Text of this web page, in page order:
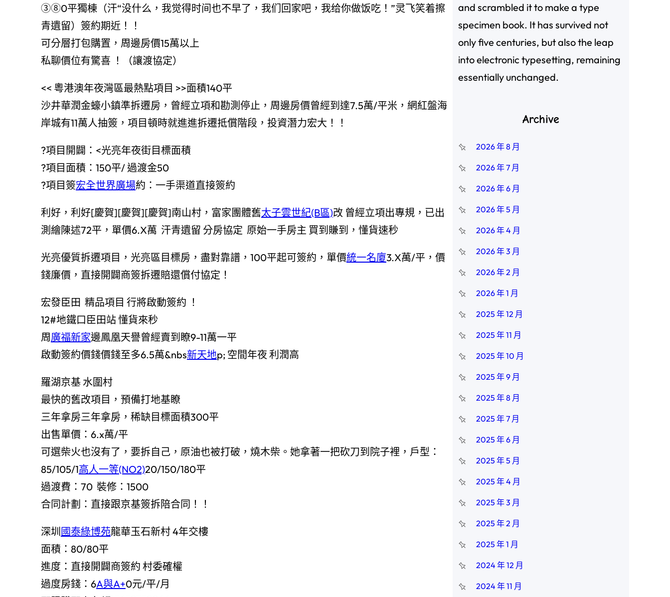
③⑧0平獨棟（汗“没什么，我觉得时间也不早了，我​​们回家吧，我给你做饭吃！”灵飞笑着擦
青遺留）簽約期近！！
可分層打包購置，周邊房價15萬以上
私聊價位有驚喜 ！（讓渡協定）
<< 粵港澳年夜灣區最熱點項目 >>面積140平
沙井華潤金蠔小鎮準拆遷房，曾經立項和勘測停止，周邊房價曾經到達7.5萬/平米，網紅盤海
岸城有11萬人抽簽，項目頓時就進進拆遷抵償階段，投資潛力宏大！！
?項目開闢：<光亮年夜街目標面積
?項目面積：150平/ 過渡金50
?項目簽宏全世界廣場約：一手渠道直接簽約
利好，利好[慶賀][慶賀][慶賀]南山村，富家團體舊太子雲世紀(B區)改 曾經立項出專規，已出
測繪陳述72平，單價6.X萬 汗青遺留 分房協定 原始一手房主 買到賺到，懂貨速秒
光亮優質拆遷項目，光亮區目標房，盡對靠譜，100平起可簽約，單價統一名廈3.X萬/平，價
錢廉價，直接開闢商簽拆遷賠還償付協定！
宏發臣田 精品項目 行將啟動簽約 ！
12#地鐵口臣田站 懂貨來秒
周廣福新家邊鳳凰天譽曾經賣到瞭9-11萬一平
啟動簽約價錢價錢至多6.5萬&nbs新天地p; 空間年夜 利潤高
羅湖京基 水圍村
最快的舊改項目，預備打地基瞭
三年拿房三年拿房，稀缺目標面積300平
出售單價：6.x萬/平
可選柴火也沒有了，要拆自己，原油也被打破，燒木柴。她拿著一把砍刀到院子裡，戶型：
85/105/1高人一等(NO2)20/150/180平
過渡費：70 裝修：1500
合同計劃：直接跟京基簽拆陪合同！！
深圳 國泰綠博苑龍華玉石新村 4年交樓
面積：80/80平
進度：直接開闢商簽約 村委確權
過度房錢：6A與A+0元/平/月
and scrambled it to make a type
specimen book. It has survived not
only five centuries, but also the leap
into electronic typesetting, remaining
essentially unchanged.
Archive
2026 年 8 月
2026 年 7 月
2026 年 6 月
2026 年 5 月
2026 年 4 月
2026 年 3 月
2026 年 2 月
2026 年 1 月
2025 年 12 月
2025 年 11 月
2025 年 10 月
2025 年 9 月
2025 年 8 月
2025 年 7 月
2025 年 6 月
2025 年 5 月
2025 年 4 月
2025 年 3 月
2025 年 2 月
2025 年 1 月
2024 年 12 月
2024 年 11 月